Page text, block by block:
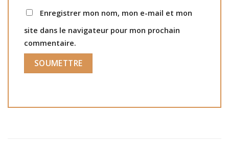
Enregistrer mon nom, mon e-mail et mon
site dans le navigateur pour mon prochain
commentaire.